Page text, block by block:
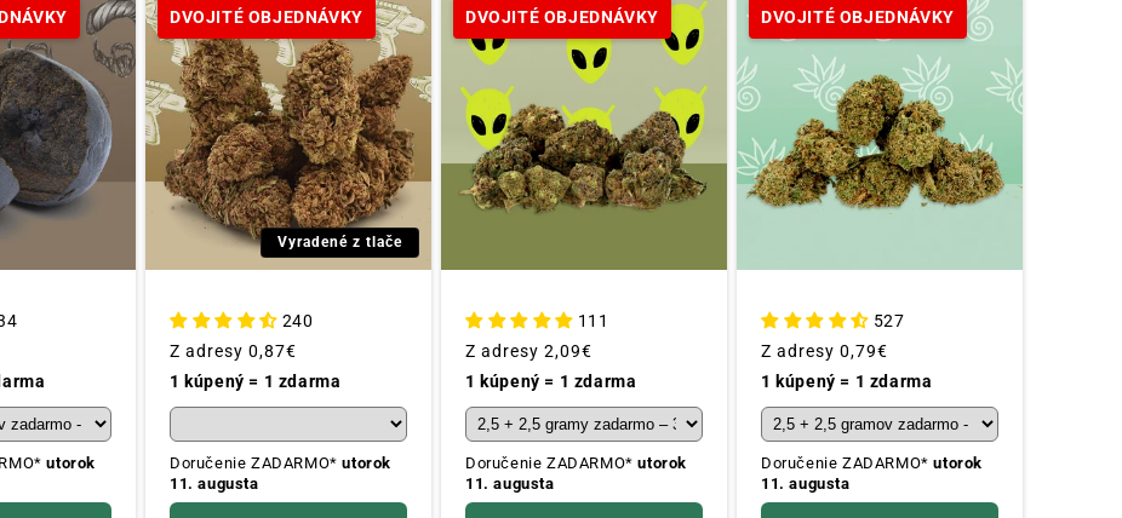
utorok
DVOJITÉ OBJEDNÁVKY
Vyradené z tlače
240
Obvyklá
cena
Z adresy 0,87€
1 kúpený = 1 zdarma
Doručenie ZADARMO*utorok
11. augusta
DVOJITÉ OBJEDNÁVKY
111
Obvyklá
cena
Z adresy 2,09€
1 kúpený = 1 zdarma
Doručenie ZADARMO*utorok
11. augusta
DVOJITÉ OBJEDNÁVKY
527
Obvyklá
cena
Z adresy 0,79€
1 kúpený = 1 zdarma
Doručenie ZADARMO*utorok
11. augusta